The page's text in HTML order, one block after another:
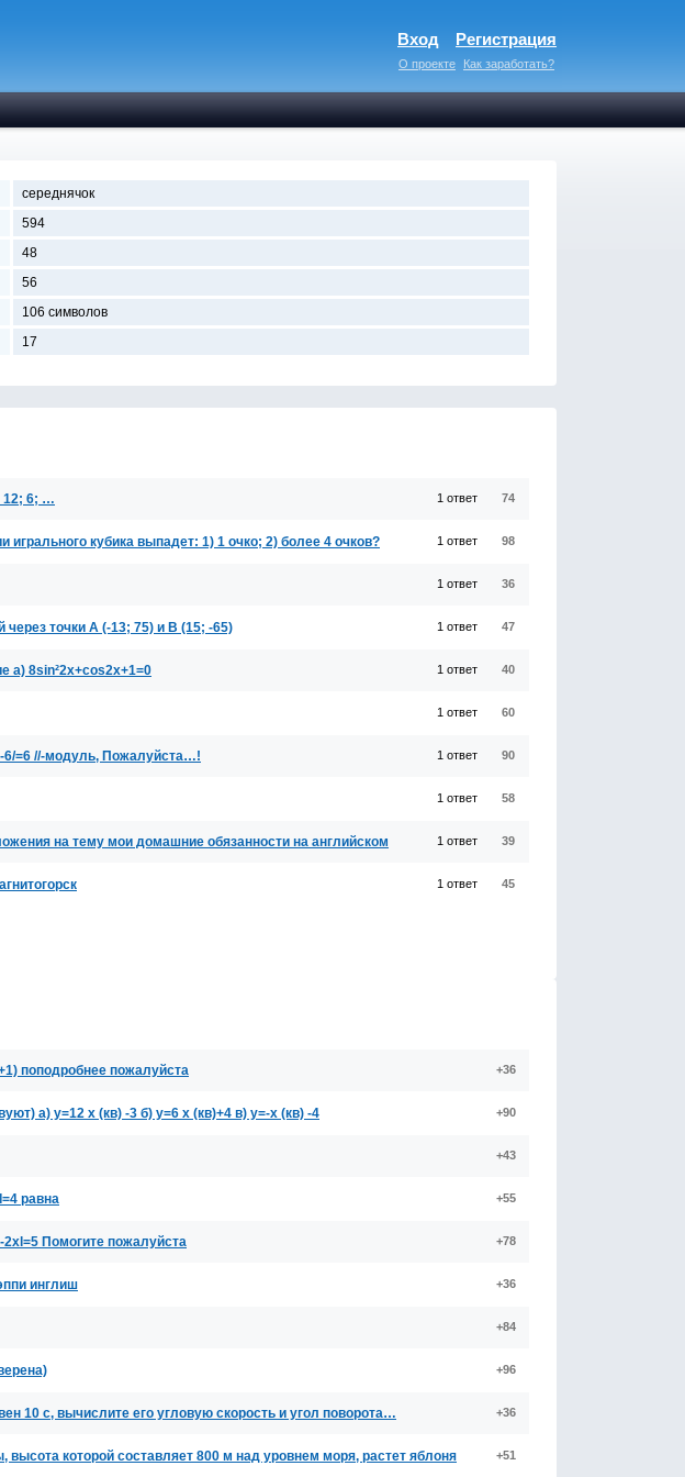
Вход Регистрация
О проекте Как заработать?
середнячок
594
48
56
106 символов
17
12; 6; … 1 ответ 74
игрального кубика выпадет: 1) 1 очко; 2) более 4 очков? 1 ответ 98
1 ответ 36
точки А (-13; 75) и В (15; -65) 1 ответ 47
а) 8sin²2x+cos2x+1=0 1 ответ 40
1 ответ 60
6/=6 //-модуль, Пожалуйста…! 1 ответ 90
1 ответ 58
на тему мои домашние обязанности на английском 1 ответ 39
1 ответ 45
поподробнее пожалуйста +36
а) у=12 х (кв) -3 б) у=6 х (кв)+4 в) у=-х (кв) -4 +90
+43
равна +55
Помогите пожалуйста +78
инглиш +36
+84
+96
10 с, вычислите его угловую скорость и угол поворота… +36
которой составляет 800 м над уровнем моря, растет яблоня +51